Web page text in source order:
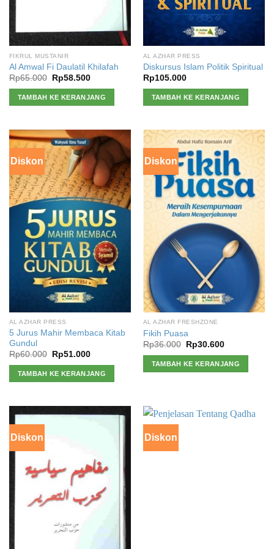
FIKRUL MUSTANIR
Al Amwal Fi Daulatil Khilafah
Rp65.000
Harga
aslinya
adalah:
Rp65.000.
Rp58.500Harga
ini
adalah:
TAMBAH KE KERANJANG
AL AZHAR PRESS
Diskursus Islam Politik Spiritual
Rp105.000
TAMBAH KE KERANJANG
Diskon
AL AZHAR PRESS
5 Jurus Mahir Membaca Kitab
Gundul
Rp60.000
Harga
aslinya
adalah:
Rp60.000.
Rp51.000Harga
ini
adalah:
TAMBAH KE KERANJANG
Diskon
AL AZHAR FRESHZONE
Fikih Puasa
Rp36.000
Harga
aslinya
adalah:
Rp36.000.
Rp30.600Harga
ini
adalah:
TAMBAH KE KERANJANG
Diskon Diskon